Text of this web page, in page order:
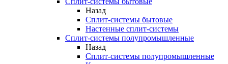
Назад
Сплит-системы бытовые
Настенные сплит-системы
Сплит-системы полупромышленные
Назад
Сплит-системы полупромышленные